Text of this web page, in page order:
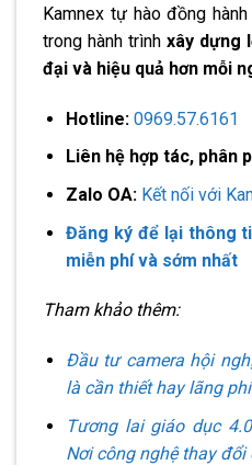
Kamnex tự hào đồng
trong hành trình xây dựng
đại và hiệu quả hơn mỗi
Hotline: 0969.57.6161
Liên hệ hợp tác, phân
Zalo OA: Kết nối với
Đăng ký để lại thông
miễn phí và sớm nhất
Tham khảo thêm:
Đầu tư camera hội
là cần thiết hay lãng
Tương lai giáo dục
Nơi công nghệ thay đổi